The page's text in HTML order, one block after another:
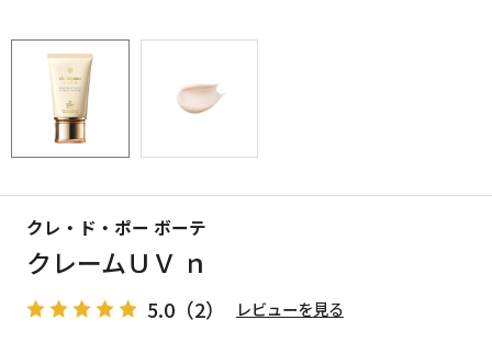
クレ・ド・ポー ボーテ
クレームＵＶ ｎ
5.0（2） レビューを見る